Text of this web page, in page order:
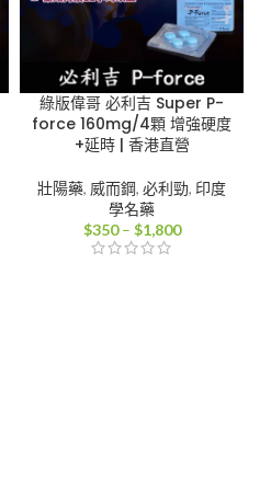
綠版偉哥 必利吉 Super P-
force 160mg/4顆 增強硬度
+延時 | 香港直營
壯陽藥, 威而鋼, 必利勁, 印度
學名藥
$350 – $1,800價